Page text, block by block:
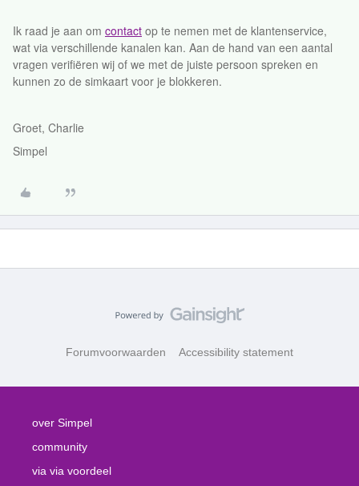
Ik raad je aan om contact op te nemen met de klantenservice,
wat via verschillende kanalen kan. Aan de hand van een aantal
vragen verifiëren wij of we met de juiste persoon spreken en
kunnen zo de simkaart voor je blokkeren.
Groet, Charlie
Simpel
Forumvoorwaarden Accessibility statement
over Simpel
community
via via voordeel